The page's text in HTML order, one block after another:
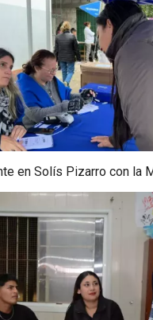
en Solís Pizarro con la